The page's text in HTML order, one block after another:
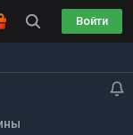
Войти